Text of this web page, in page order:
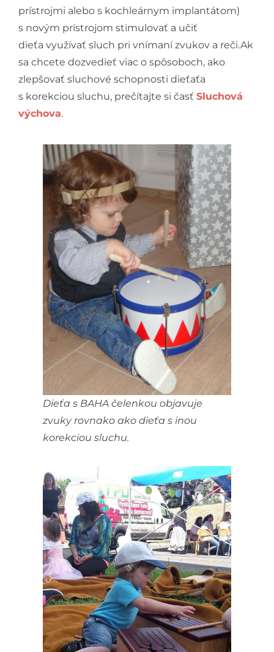
prístrojmi alebo s kochleárnym implantátom)
s novým prístrojom stimulovať a učiť
dieťa využívať sluch pri vnímaní zvukov a reči.Ak
sa chcete dozvedieť viac o spôsoboch, ako
zlepšovať sluchové schopnosti dieťaťa
s korekciou sluchu, prečítajte si časť Sluchová
výchova.
Dieťa s BAHA čelenkou objavuje
zvuky rovnako ako dieťa s inou
korekciou sluchu.